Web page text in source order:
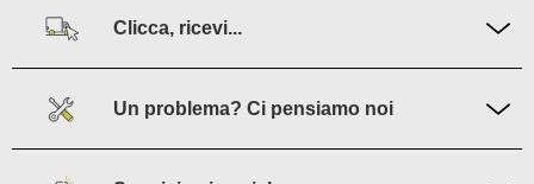
Clicca, ricevi...
Un problema? Ci pensiamo noi